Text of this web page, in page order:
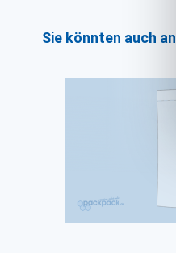
Sie könnten auch